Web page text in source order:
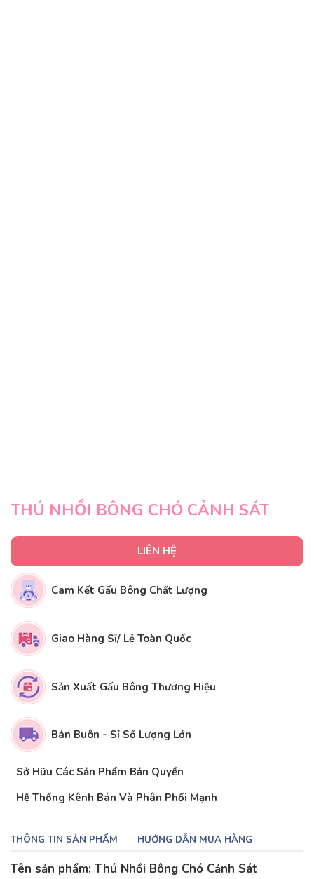
THÚ NHỒI BÔNG CHÓ CẢNH SÁT
LIÊN HỆ
Cam Kết Gấu Bông Chất Lượng
Giao Hàng Sỉ/ Lẻ Toàn Quốc
Sản Xuất Gấu Bông Thương Hiệu
Bán Buôn - Sỉ Số Lượng Lớn
Sở Hữu Các Sản Phẩm Bản Quyền
Hệ Thống Kênh Bán Và Phân Phối Mạnh
THÔNG TIN SẢN PHẨM HƯỚNG DẪN MUA HÀNG
Tên sản phẩm: Thú Nhồi Bông Chó Cảnh Sát